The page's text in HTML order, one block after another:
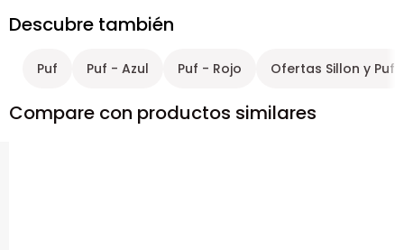
Descubre también
Puf Puf - Azul Puf - Rojo Ofertas Sillon y Puf
Compare con productos similares